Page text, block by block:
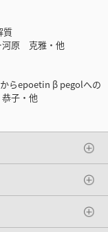
質
原 克雅・他
らepoetin β pegolへの
子・他